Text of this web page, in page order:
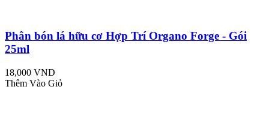
Phân bón lá hữu cơ Hợp Trí Organo Forge - Gói
25ml
18,000 VND
Thêm Vào Giỏ